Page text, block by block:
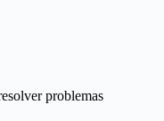
problemas